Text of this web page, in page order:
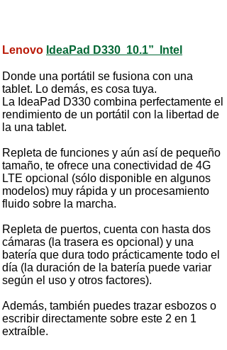
Lenovo IdeaPad D330 10.1” Intel
Donde una portátil se fusiona con una
tablet. Lo demás, es cosa tuya.
La IdeaPad D330 combina perfectamente el
rendimiento de un portátil con la libertad de
la una tablet.
Repleta de funciones y aún así de pequeño
tamaño, te ofrece una conectividad de 4G
LTE opcional (sólo disponible en algunos
modelos) muy rápida y un procesamiento
fluido sobre la marcha.
Repleta de puertos, cuenta con hasta dos
cámaras (la trasera es opcional) y una
batería que dura todo prácticamente todo el
día (la duración de la batería puede variar
según el uso y otros factores).
Además, también puedes trazar esbozos o
escribir directamente sobre este 2 en 1
extraíble.